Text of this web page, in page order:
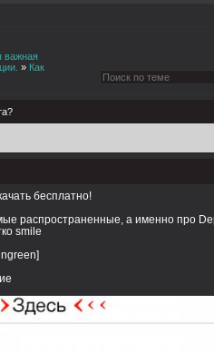
важная
» Как
бесплатно!
распространенные, а именно про
smile